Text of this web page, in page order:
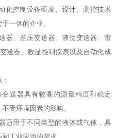
化控制设备研发、设计、测控技术
一体的企业。
器、差压变送器、液位变送器、雷
送器、数显控制仪表以及自动化成
送器具有较高的测量精度和稳定
受环境因素的影响。
适用于不同类型的液体或气体，具